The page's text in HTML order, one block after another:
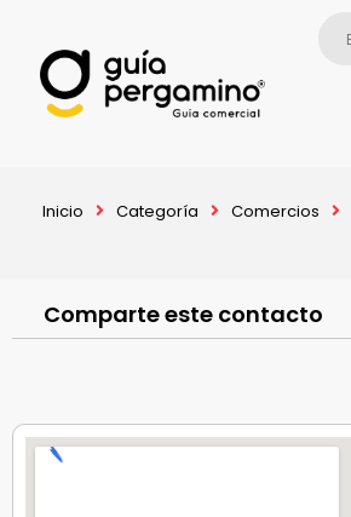
Inicio Categoría Comercios
Comparte este contacto